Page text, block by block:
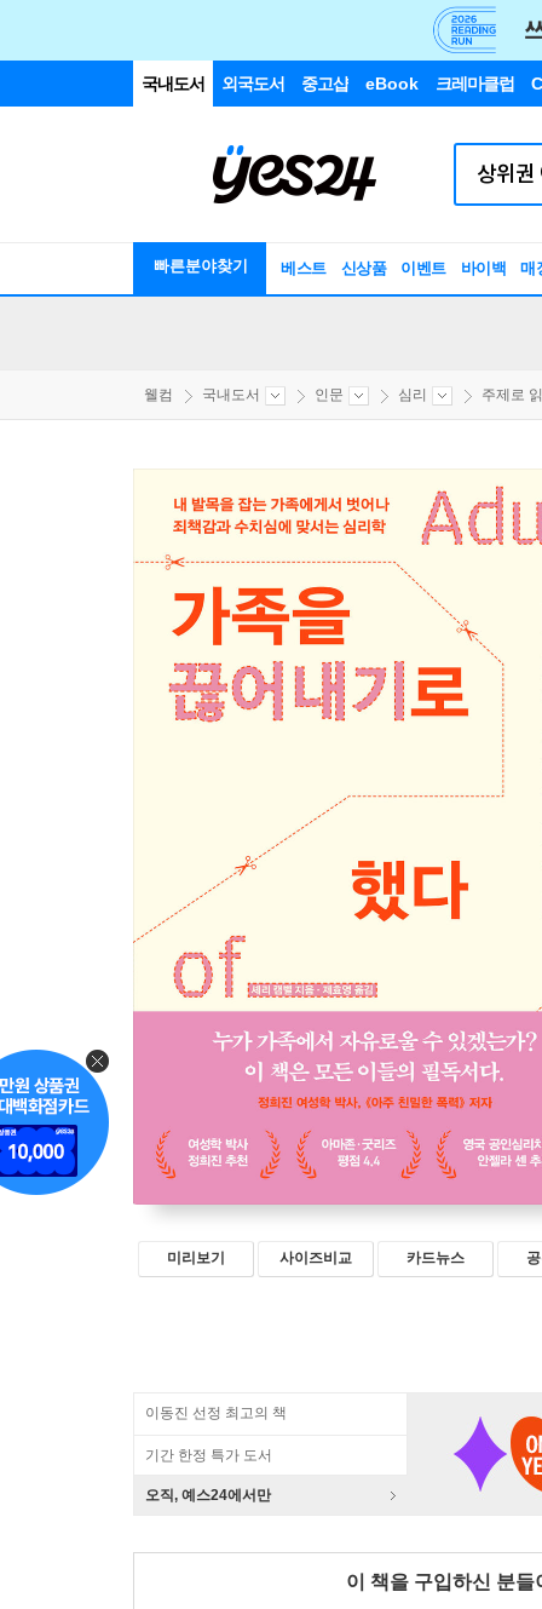
국내도서 외국도서 중고샵 eBook 크레마클럽
빠른분야찾기 베스트 신상품 이벤트 바이백 매
웰컴 국내도서 인문 심리 주제로
미리보기 사이즈비교 카드뉴스
이동진 선정 최고의 책
기간 한정 특가 도서
오직, 예스24에서만
이 책을 구입하신 분